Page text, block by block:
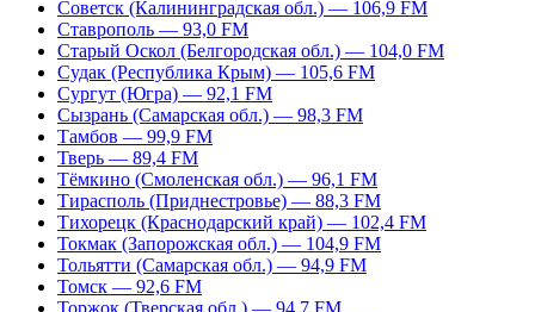
Советск (Калининградская обл.) — 106,9 FM
Ставрополь — 93,0 FM
Старый Оскол (Белгородская обл.) — 104,0 FM
Судак (Республика Крым) — 105,6 FM
Сургут (Югра) — 92,1 FM
Сызрань (Самарская обл.) — 98,3 FM
Тамбов — 99,9 FM
Тверь — 89,4 FM
Тёмкино (Смоленская обл.) — 96,1 FM
Тирасполь (Приднестровье) — 88,3 FM
Тихорецк (Краснодарский край) — 102,4 FM
Токмак (Запорожская обл.) — 104,9 FM
Тольятти (Самарская обл.) — 94,9 FM
Томск — 92,6 FM
Торжок (Тверская обл.) — 94,7 FM